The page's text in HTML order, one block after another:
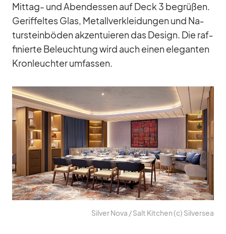
Mit­tag- und Abend­essen auf Deck 3 be­grü­ßen.
Ge­rif­fel­tes Glas, Me­tall­ver­klei­dun­gen und Na­
tur­stein­bö­den ak­zen­tu­ie­ren das De­sign. Die raf­
fi­nierte Be­leuch­tung wird auch ei­nen ele­gan­ten
Kron­leuch­ter um­fas­sen.
Sil­ver Nova /​ Salt Kit­chen (c) Sil­ver­sea